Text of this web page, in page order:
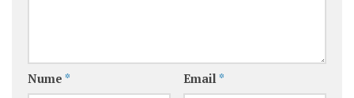
Nume * Email *